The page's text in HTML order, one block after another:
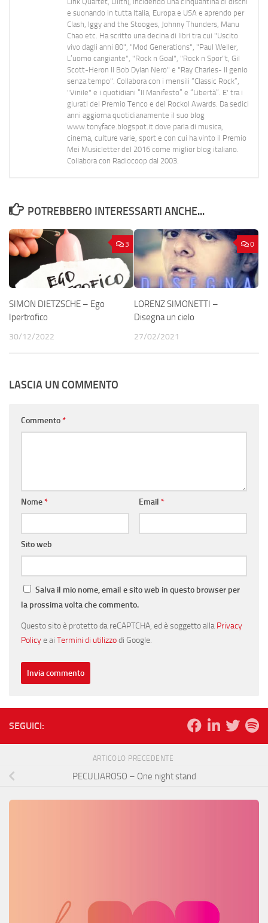
e suonando in tutta Italia, Europa e USA e aprendo per
Clash, Iggy and the Stooges, Johnny Thunders, Manu
Chao etc. Ha scritto una decina di libri tra cui "Uscito
vivo dagli anni 80", "Mod Generations", "Paul Weller,
L’uomo cangiante", "Rock n Goal", "Rock n Spor"t, Gil
Scott-Heron Il Bob Dylan Nero" e "Ray Charles- Il genio
senza tempo". Collabora con i mensili “Classic Rock”,
"Vinile" e i quotidiani “Il Manifesto” e “Libertà”. E' tra i
giurati del Premio Tenco e del Rockol Awards. Da sedici
anni aggiorna quotidianamente il suo blog
www.tonyface.blogspot.it dove parla di musica,
cinema, culture varie, sport e con cui ha vinto il Premio
Mei Musicletter del 2016 come miglior blog italiano.
Collabora con Radiocoop dal 2003.
POTREBBERO INTERESSARTI ANCHE...
3
SIMON DIETZSCHE – Ego
Ipertrofico
30/12/2022
0
LORENZ SIMONETTI –
Disegna un cielo
27/02/2021
LASCIA UN COMMENTO
Commento*
Nome* Email *
Sito web
Salva il mio nome, email e sito web in questo browser per
la prossima volta che commento.
Questo sito è protetto da reCAPTCHA, ed è soggetto alla Privacy
Policye ai Termini di utilizzodi Google.
SEGUICI:
ARTICOLO PRECEDENTE
PECULIAROSO – One night stand